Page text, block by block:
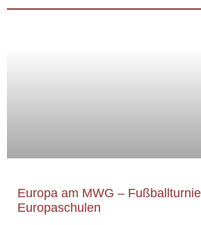
Europa am MWG –
Europaschulen